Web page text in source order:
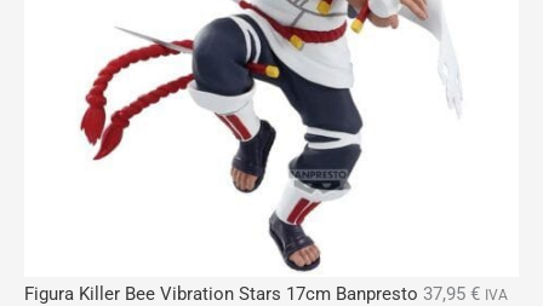
Figura Killer Bee Vibration Stars 17cm Banpresto 37,95 € IVA